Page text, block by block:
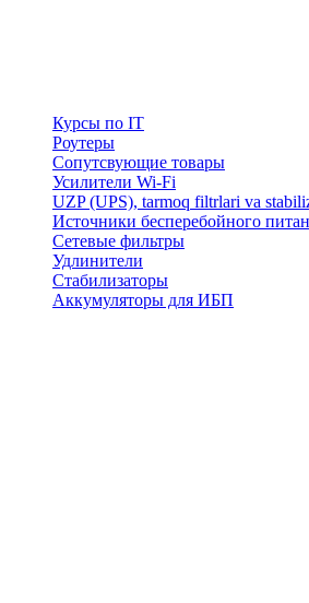
Курсы по IT
Роутеры
Сопутсвующие товары
Усилители Wi-Fi
UZP (UPS), tarmoq filtrlari va
Источники бесперебойного
Сетевые фильтры
Удлинители
Стабилизаторы
Аккумуляторы для ИБП